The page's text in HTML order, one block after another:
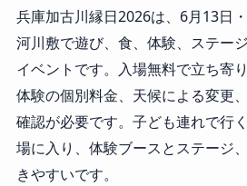
兵庫加古川縁日2026は、6月13日
河川敷で遊び、食、体験、ステー
イベントです。入場無料で立ち寄
体験の個別料金、天候による変更
確認が必要です。子ども連れで行
場に入り、体験ブースとステージ
きやすいです。